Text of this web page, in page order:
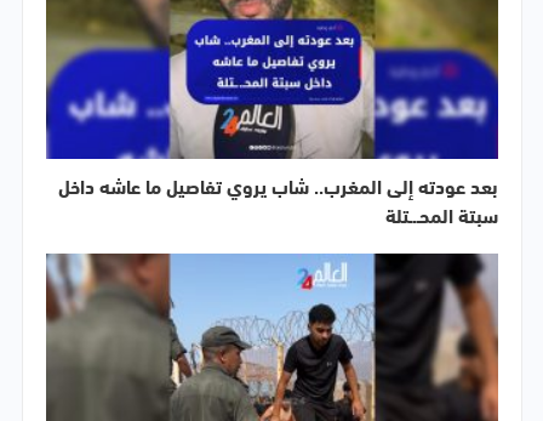
بعد عودته إلى المغرب.. شاب يروي تفاصيل ما عاشه داخل
سبتة المحـ.ـتلة